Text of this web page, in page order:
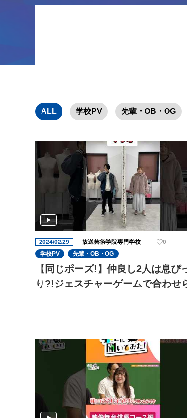
ALL 学校PV 先輩・OB・OG
2024/02/29 放送芸術学院専門学校
0
学校PV
先輩・OB・OG
【同じポーズ!】仲良し2人は息ぴ
り?!ジェスチャーゲームで合わせ